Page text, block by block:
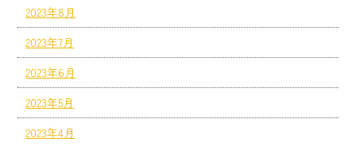
2023年8月
2023年7月
2023年6月
2023年5月
2023年4月